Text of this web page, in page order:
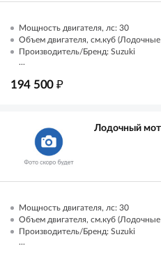
Мощность двигателя, лс: 30
Объем двигателя, см.куб
Производитель/Бренд: Suzuki
...
194 500 ₽
Лодочный
Мощность двигателя, лс: 30
Объем двигателя, см.куб
Производитель/Бренд: Suzuki
...